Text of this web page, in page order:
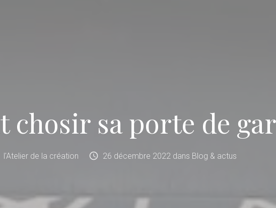
chosir sa porte de
l'Atelier de la création schedule 26 décembre 2022 dans Blog & actus